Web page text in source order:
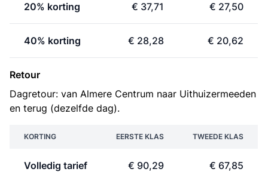
20% korting € 37,71 € 27,50
40% korting € 28,28 € 20,62
Retour
Dagretour: van Almere Centrum naar Uithuizermeeden
en terug (dezelfde dag).
KORTING EERSTE KLAS TWEEDE KLAS
Volledig tarief € 90,29 € 67,85